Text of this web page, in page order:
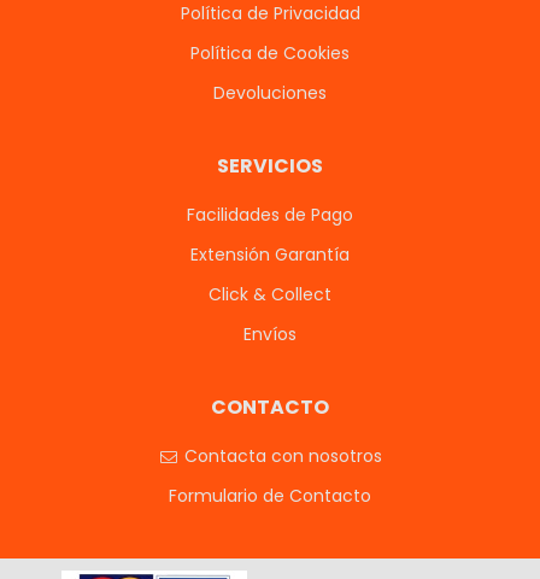
Política de Privacidad
Política de Cookies
Devoluciones
SERVICIOS
Facilidades de Pago
Extensión Garantía
Click & Collect
Envíos
CONTACTO
Contacta con nosotros
Formulario de Contacto